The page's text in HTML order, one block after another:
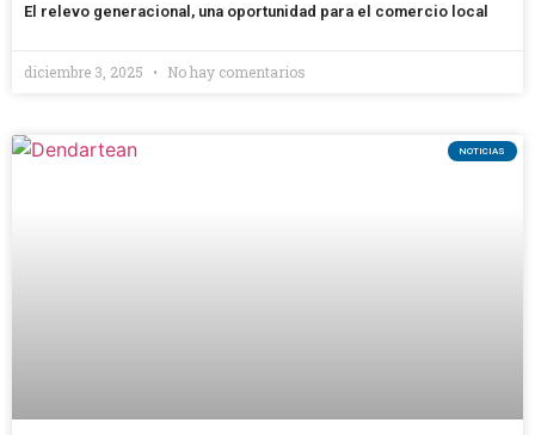
El relevo generacional, una oportunidad para el comercio local
diciembre 3, 2025 No hay comentarios
NOTICIAS